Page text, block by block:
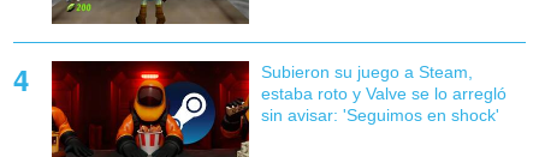
Subieron su juego a Steam,
estaba roto y Valve se lo arregló
sin avisar: 'Seguimos en shock'